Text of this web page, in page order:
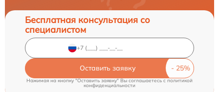
Бесплатная консультация со
специалистом
Оставить заявку
Нажимая на кнопку "Оставить заявку" Вы соглашаетесь cполитикой
конфиденциальности